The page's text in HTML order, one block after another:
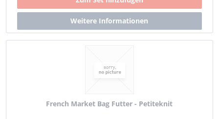
French Market Bag Futter - Petiteknit